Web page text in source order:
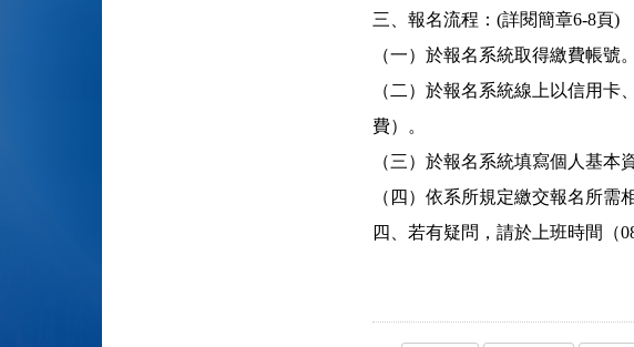
三、報名流程：(詳閱簡章6-8頁)
（一）於報名系統取得繳費帳號。
（二）於報名系統線上以信用
費）。
（三）於報名系統填寫個人基本
（四）依系所規定繳交報名所需
四、若有疑問，請於上班時間（